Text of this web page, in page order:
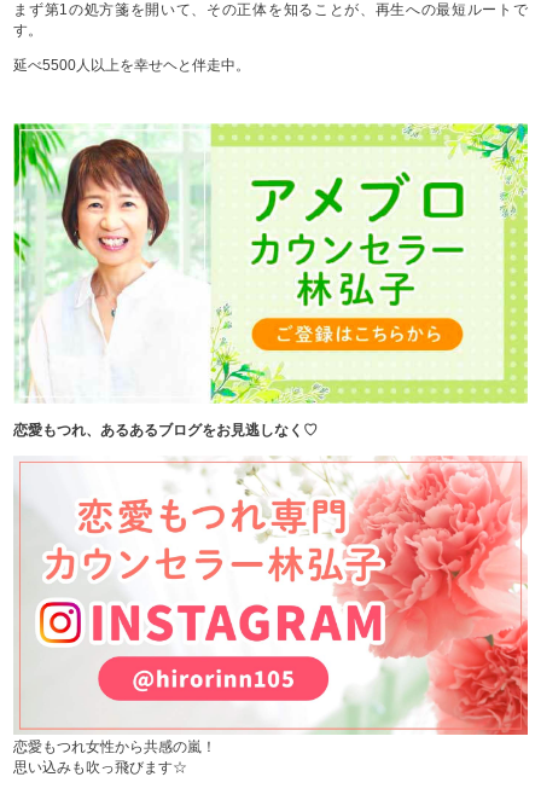
まず第1の処方箋を開いて、その正体を知ることが、再生への最短ルートで
す。
延べ5500人以上を幸せヘと伴走中。
恋愛もつれ、あるあるブログをお見逃しなく♡
恋愛もつれ女性から共感の嵐！
思い込みも吹っ飛びます☆